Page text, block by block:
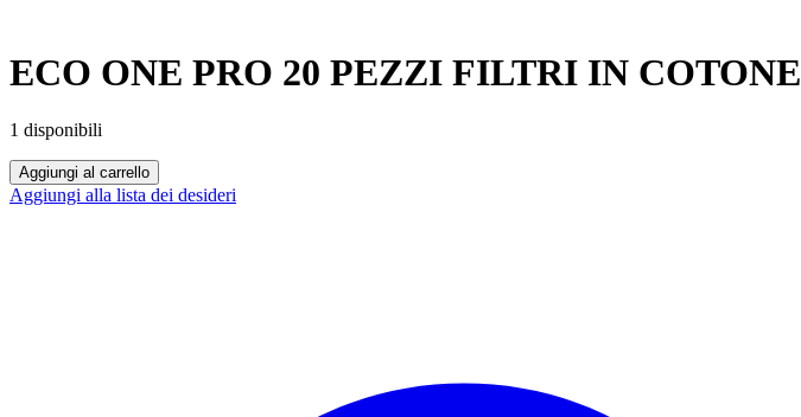
ECO ONE PRO 20 PEZZI FILTRI IN COTONE
1 disponibili
ECO
ONE
PRO
Aggiungi al carrello
Aggiungi alla lista dei desideri